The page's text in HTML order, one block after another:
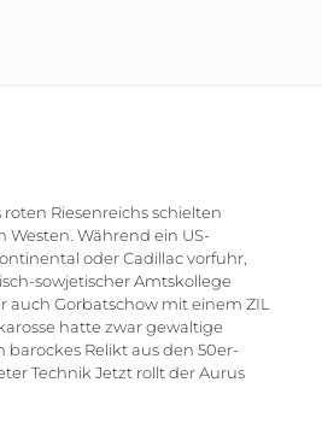
Riesenreichs schielten
Westen. Während ein US-
oder Cadillac vorfuhr,
sowjetischer Amtskollege
auch Gorbatschow mit einem ZIL
hatte zwar gewaltige
barockes Relikt aus den 50er-
Technik Jetzt rollt der Aurus